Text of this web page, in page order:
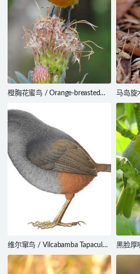
橙胸花蜜鸟 / Orange-breasted
马岛旋
/
维尔窜鸟 / Vilcabamba Tapaculo /
Scytalopus urubambae
黑脸厚